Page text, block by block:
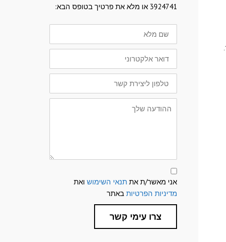
לפי החוק הישראלי, הגבר נדרש לשלם מזונות לילדיו הקטינים על מנת להבטיח כי יוכלו להתקיים בכבוד עד גיל 18.
3924741 או מלא את פרטיך בטופס הבא:
שם
מלא
דואר
אלקטרוני
טלפון
ליצירת
קשר
ההודעה
שלך
תנאי
שימוש
ומדיניות
פרטיות
אני מאשר/ת אתתנאי השימוש ואת
מדיניות הפרטיות באתר
צרו עימי קשר